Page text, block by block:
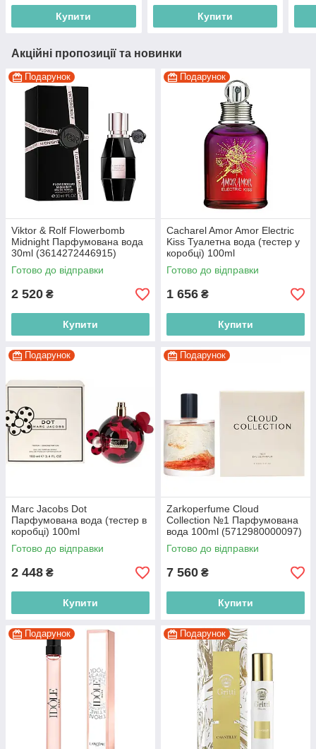
Купити Купити
Акційні пропозиції та новинки
Подарунок
Viktor & Rolf Flowerbomb
Midnight Парфумована вода
30ml (3614272446915)
Готово до відправки
2 520 ₴
Купити
Подарунок
Cacharel Amor Amor Electric
Kiss Туалетна вода (тестер у
коробці) 100ml
(3614272370241)
Готово до відправки
1 656 ₴
Купити
Подарунок
Marc Jacobs Dot
Парфумована вода (тестер в
коробці) 100ml
(3607342523562)
Готово до відправки
2 448 ₴
Купити
Подарунок
Zarkoperfume Cloud
Collection №1 Парфумована
вода 100ml (5712980000097)
Готово до відправки
7 560 ₴
Купити
Подарунок Подарунок